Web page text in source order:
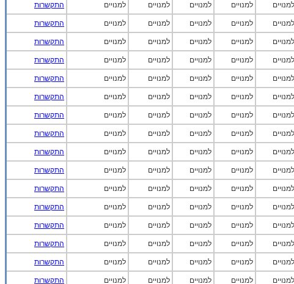
למנויים למנויים למנויים למנויים למנויים התקשרות
למנויים למנויים למנויים למנויים למנויים התקשרות
למנויים למנויים למנויים למנויים למנויים התקשרות
למנויים למנויים למנויים למנויים למנויים התקשרות
למנויים למנויים למנויים למנויים למנויים התקשרות
למנויים למנויים למנויים למנויים למנויים התקשרות
למנויים למנויים למנויים למנויים למנויים התקשרות
למנויים למנויים למנויים למנויים למנויים התקשרות
למנויים למנויים למנויים למנויים למנויים התקשרות
למנויים למנויים למנויים למנויים למנויים התקשרות
למנויים למנויים למנויים למנויים למנויים התקשרות
למנויים למנויים למנויים למנויים למנויים התקשרות
למנויים למנויים למנויים למנויים למנויים התקשרות
למנויים למנויים למנויים למנויים למנויים התקשרות
למנויים למנויים למנויים למנויים למנויים התקשרות
למנויים למנויים למנויים למנויים למנויים התקשרות